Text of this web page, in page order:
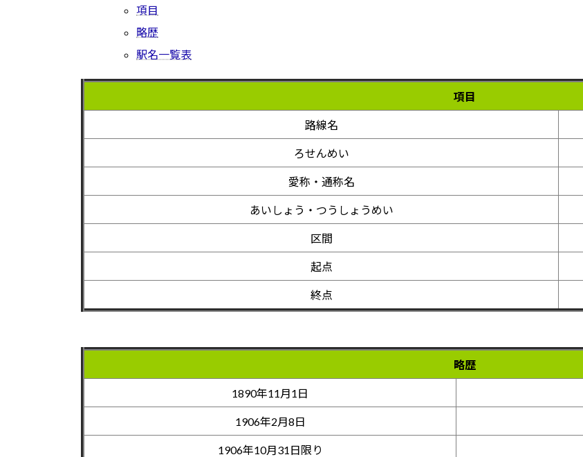
項目
略歴
駅名一覧表
項目
路線名
ろせんめい
愛称・通称名
あいしょう・つうしょうめい
区間
起点
終点
略歴
1890年11月1日
1906年2月8日
1906年10月31日限り